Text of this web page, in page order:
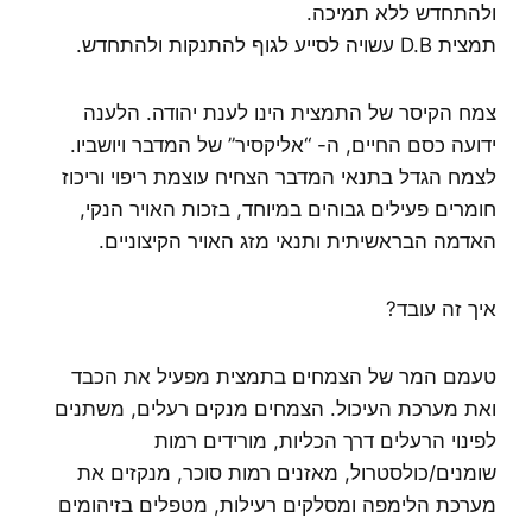
ולהתחדש ללא תמיכה.
תמצית D.B עשויה לסייע לגוף להתנקות ולהתחדש.
צמח הקיסר של התמצית הינו לענת יהודה. הלענה
ידועה כסם החיים, ה- “אליקסיר” של המדבר ויושביו.
לצמח הגדל בתנאי המדבר הצחיח עוצמת ריפוי וריכוז
חומרים פעילים גבוהים במיוחד, בזכות האויר הנקי,
האדמה הבראשיתית ותנאי מזג האויר הקיצוניים.
איך זה עובד?
טעמם המר של הצמחים בתמצית מפעיל את הכבד
ואת מערכת העיכול. הצמחים מנקים רעלים, משתנים
לפינוי הרעלים דרך הכליות, מורידים רמות
שומנים/כולסטרול, מאזנים רמות סוכר, מנקזים את
מערכת הלימפה ומסלקים רעילות, מטפלים בזיהומים